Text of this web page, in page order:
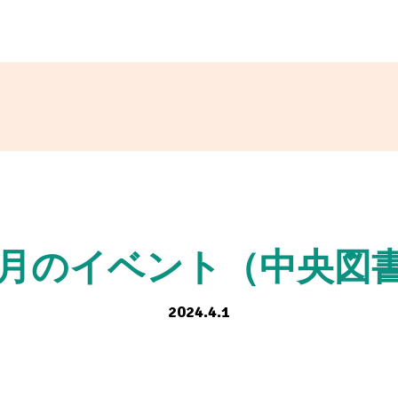
のイベント（中央図
2024.4.1